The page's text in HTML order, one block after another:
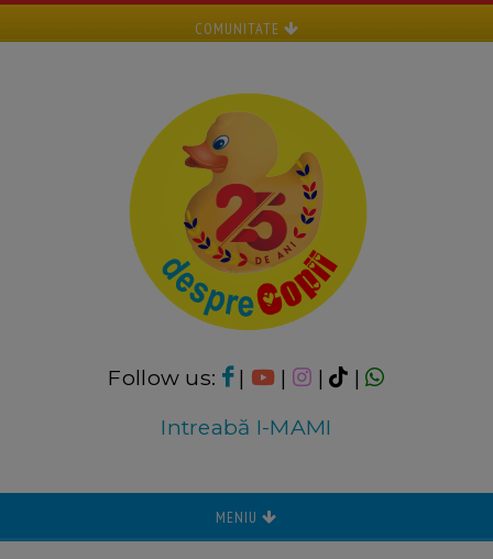
COMUNITATE
Follow us: | | |
|
Intreabă I-MAMI
MENIU